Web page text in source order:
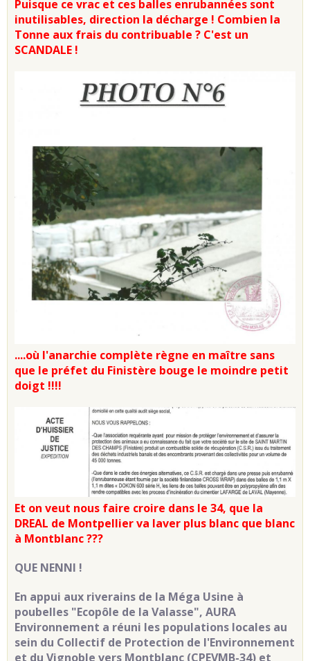
Puisque ce vrac et ces balles enrubannées sont
inutilisables, direction la décharge ! Combien la
Tonne aux frais du contribuable ? C'est un
SCANDALE !
....où l'anarchie complète règne en maître sans
que le préfet du Finistère bouge le moindre petit
doigt !!!!
Et on veut nous faire croire dans le 34, que la
DREAL de Montpellier va laver plus blanc que blanc
à Montblanc ???
QUE NENNI !
En appui aux riverains de la Méga Usine à
poubelles "Ecopôle de la Valasse", AURA
Environnement a réuni les populations locales au
sein du Collectif de Protection de l'Environnement
et du Vignoble vers Montblanc (CPEVMB-34) et